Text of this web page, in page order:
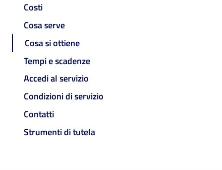
Costi
Cosa serve
Cosa si ottiene
Tempi e scadenze
Accedi al servizio
Condizioni di servizio
Contatti
Strumenti di tutela